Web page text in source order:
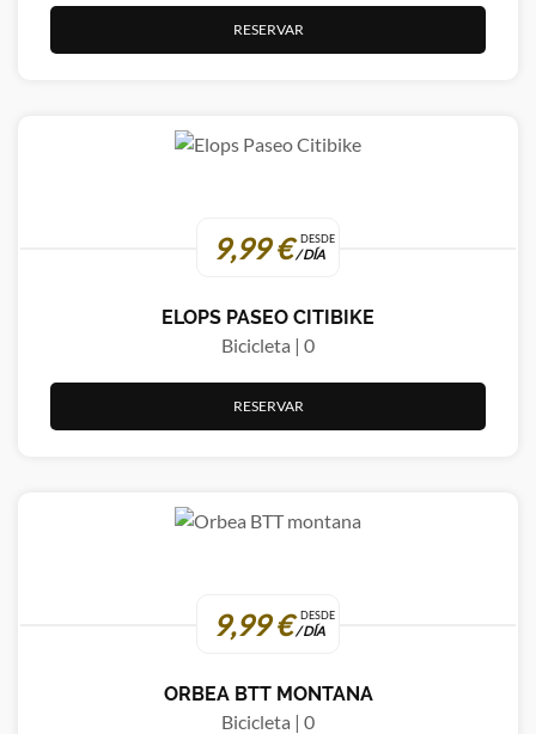
RESERVAR
9,99 € DESDE
/ DÍA
ELOPS PASEO CITIBIKE
Bicicleta | 0
RESERVAR
9,99 € DESDE
/ DÍA
ORBEA BTT MONTANA
Bicicleta | 0